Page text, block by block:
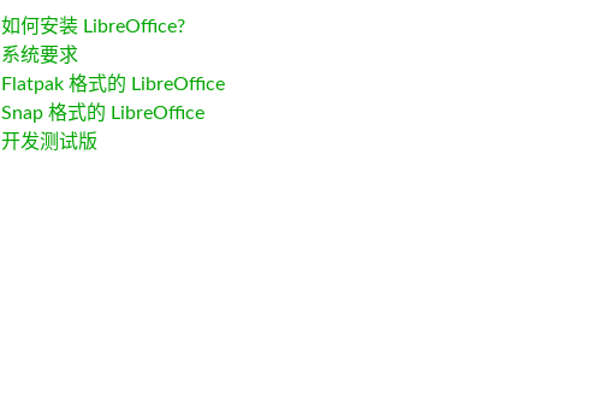
如何安装 LibreOffice?
系统要求
Flatpak 格式的 LibreOffice
Snap 格式的 LibreOffice
开发测试版